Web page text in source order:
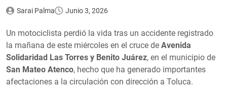
Sarai Palma Junio 3, 2026
Un motociclista perdió la vida tras un accidente registrado
la mañana de este miércoles en el cruce de Avenida
Solidaridad Las Torres y Benito Juárez, en el municipio de
San Mateo Atenco, hecho que ha generado importantes
afectaciones a la circulación con dirección a Toluca.